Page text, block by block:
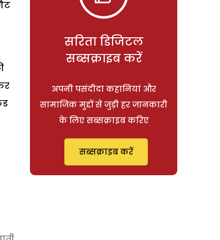
सरिता डिजिटल
सब्सक्राइब करें
अपनी पसंदीदा कहानियां और
सामाजिक मुद्दों से जुड़ी हर जानकारी
के लिए सब्सक्राइब करिए
सब्सक्राइब करें